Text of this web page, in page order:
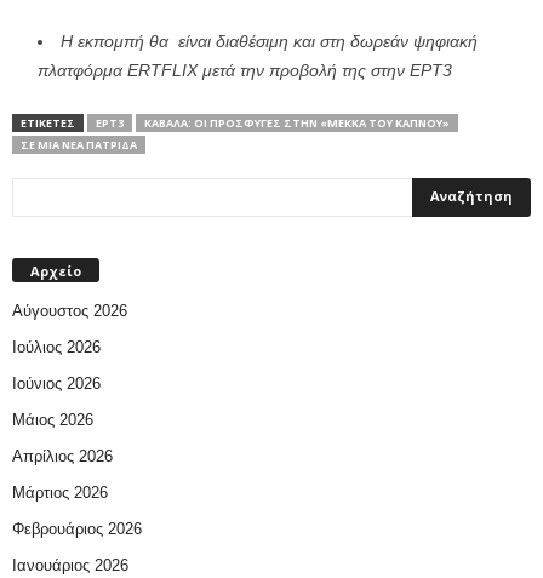
Η εκπομπή θα είναι διαθέσιμη και στη δωρεάν ψηφιακή
πλατφόρμα ERTFLIX μετά την προβολή της στην ΕΡΤ3
ΕΤΙΚΕΤΕΣ ΕΡΤ3
ΚΑΒΆΛΑ: ΟΙ ΠΡΌΣΦΥΓΕΣ ΣΤΗΝ «ΜΈΚΚΑ ΤΟΥ ΚΑΠΝΟΎ»
ΣΕ ΜΙΑ ΝΈΑ ΠΑΤΡΊΔΑ
Αρχείο
Αύγουστος 2026
Ιούλιος 2026
Ιούνιος 2026
Μάιος 2026
Απρίλιος 2026
Μάρτιος 2026
Φεβρουάριος 2026
Ιανουάριος 2026